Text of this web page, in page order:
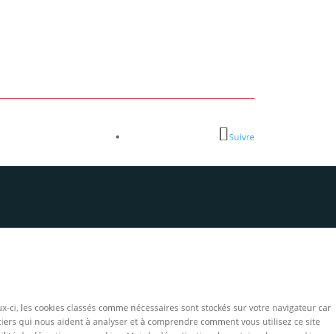
Suivre
les cookies classés comme nécessaires sont stockés sur votre navigateur car
qui nous aident à analyser et à comprendre comment vous utilisez ce site